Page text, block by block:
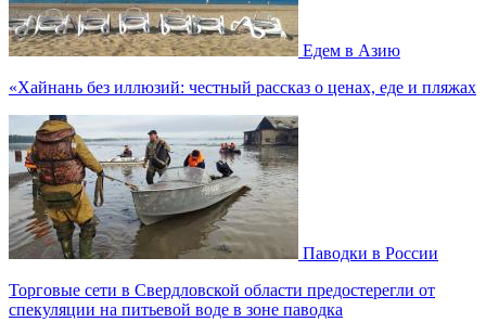
Едем в Азию
«Хайнань без иллюзий: честный рассказ о ценах, еде и пляжах
Паводки в России
Торговые сети в Свердловской области предостерегли от
спекуляции на питьевой воде в зоне паводка